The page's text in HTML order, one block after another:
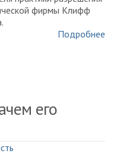
фирмы Клифф
Подробнее
его